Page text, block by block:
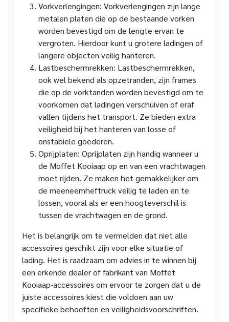
Vorkverlengingen: Vorkverlengingen zijn lange
metalen platen die op de bestaande vorken
worden bevestigd om de lengte ervan te
vergroten. Hierdoor kunt u grotere ladingen of
langere objecten veilig hanteren.
Lastbeschermrekken: Lastbeschermrekken,
ook wel bekend als opzetranden, zijn frames
die op de vorktanden worden bevestigd om te
voorkomen dat ladingen verschuiven of eraf
vallen tijdens het transport. Ze bieden extra
veiligheid bij het hanteren van losse of
onstabiele goederen.
Oprijplaten: Oprijplaten zijn handig wanneer u
de Moffet Kooiaap op en van een vrachtwagen
moet rijden. Ze maken het gemakkelijker om
de meeneemheftruck veilig te laden en te
lossen, vooral als er een hoogteverschil is
tussen de vrachtwagen en de grond.
Het is belangrijk om te vermelden dat niet alle
accessoires geschikt zijn voor elke situatie of
lading. Het is raadzaam om advies in te winnen bij
een erkende dealer of fabrikant van Moffet
Kooiaap-accessoires om ervoor te zorgen dat u de
juiste accessoires kiest die voldoen aan uw
specifieke behoeften en veiligheidsvoorschriften.